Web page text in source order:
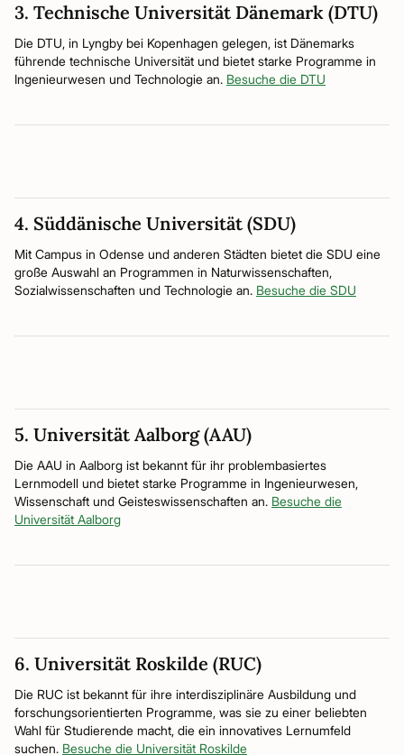
3. Technische Universität Dänemark (DTU)
Die DTU, in Lyngby bei Kopenhagen gelegen, ist Dänemarks
führende technische Universität und bietet starke Programme in
Ingenieurwesen und Technologie an. Besuche die DTU
4. Süddänische Universität (SDU)
Mit Campus in Odense und anderen Städten bietet die SDU eine
große Auswahl an Programmen in Naturwissenschaften,
Sozialwissenschaften und Technologie an. Besuche die SDU
5. Universität Aalborg (AAU)
Die AAU in Aalborg ist bekannt für ihr problembasiertes
Lernmodell und bietet starke Programme in Ingenieurwesen,
Wissenschaft und Geisteswissenschaften an. Besuche die
Universität Aalborg
6. Universität Roskilde (RUC)
Die RUC ist bekannt für ihre interdisziplinäre Ausbildung und
forschungsorientierten Programme, was sie zu einer beliebten
Wahl für Studierende macht, die ein innovatives Lernumfeld
suchen. Besuche die Universität Roskilde